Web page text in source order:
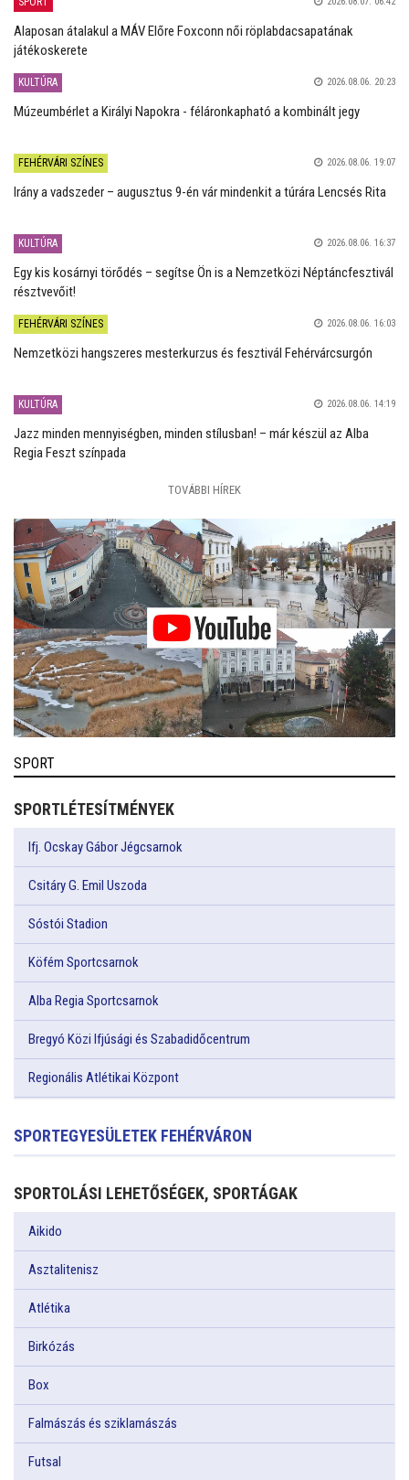
Alaposan átalakul a MÁV Előre Foxconn női röplabdacsapatának
játékoskerete
KULTÚRA 2026.08.06. 20:23
Múzeumbérlet a Királyi Napokra - féláronkapható a kombinált jegy
FEHÉRVÁRI SZÍNES 2026.08.06. 19:07
Irány a vadszeder – augusztus 9-én vár mindenkit a túrára Lencsés Rita
KULTÚRA 2026.08.06. 16:37
Egy kis kosárnyi törődés – segítse Ön is a Nemzetközi Néptáncfesztivál
résztvevőit!
FEHÉRVÁRI SZÍNES 2026.08.06. 16:03
Nemzetközi hangszeres mesterkurzus és fesztivál Fehérvárcsurgón
KULTÚRA 2026.08.06. 14:19
Jazz minden mennyiségben, minden stílusban! – már készül az Alba
Regia Feszt színpada
TOVÁBBI HÍREK
SPORT
SPORTLÉTESÍTMÉNYEK
Ifj. Ocskay Gábor Jégcsarnok
Csitáry G. Emil Uszoda
Sóstói Stadion
Köfém Sportcsarnok
Alba Regia Sportcsarnok
Bregyó Közi Ifjúsági és Szabadidőcentrum
Regionális Atlétikai Központ
SPORTEGYESÜLETEK FEHÉRVÁRON
SPORTOLÁSI LEHETŐSÉGEK, SPORTÁGAK
Aikido
Asztalitenisz
Atlétika
Birkózás
Box
Falmászás és sziklamászás
Futsal